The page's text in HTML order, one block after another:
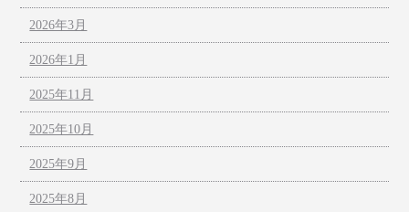
2026年3月
2026年1月
2025年11月
2025年10月
2025年9月
2025年8月